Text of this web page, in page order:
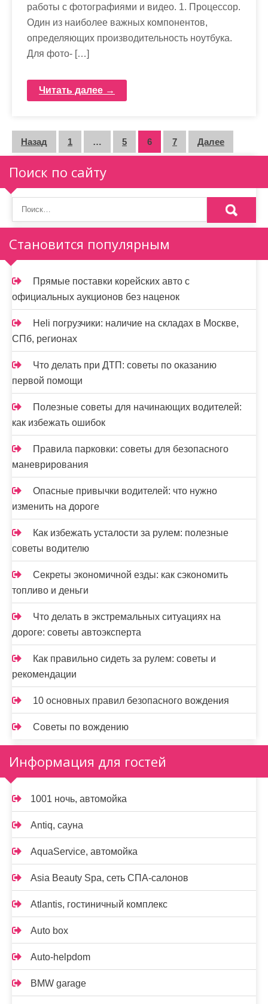
работы с фотографиями и видео. 1. Процессор.
Один из наиболее важных компонентов,
определяющих производительность ноутбука.
Для фото- […]
Читать далее →
П
а
г
и
н
а
ц
и
я
з
а
п
и
с
е
й
Назад 1 … 5 6 7 Далее
Поиск по сайту
Становится популярным
Прямые поставки корейских авто с
официальных аукционов без наценок
Heli погрузчики: наличие на складах в Москве,
СПб, регионах
Что делать при ДТП: советы по оказанию
первой помощи
Полезные советы для начинающих водителей:
как избежать ошибок
Правила парковки: советы для безопасного
маневрирования
Опасные привычки водителей: что нужно
изменить на дороге
Как избежать усталости за рулем: полезные
советы водителю
Секреты экономичной езды: как сэкономить
топливо и деньги
Что делать в экстремальных ситуациях на
дороге: советы автоэксперта
Как правильно сидеть за рулем: советы и
рекомендации
10 основных правил безопасного вождения
Советы по вождению
Информация для гостей
1001 ночь, автомойка
Antiq, сауна
AquaService, автомойка
Asia Beauty Spa, сеть СПА-салонов
Atlantis, гостиничный комплекс
Auto box
Auto-helpdom
BMW garage